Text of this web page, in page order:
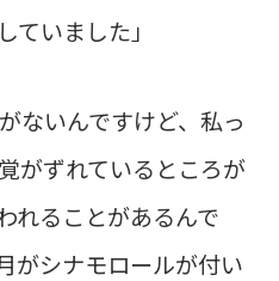
ていました」
ないんですけど、私っ
がずれているところが
れることがあるんで
がシナモロールが付い